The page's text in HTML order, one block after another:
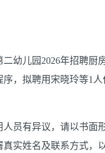
幼儿园2026年招聘
，拟聘用宋晓玲等1
人员有异议，请以书面
实姓名及联系方式，